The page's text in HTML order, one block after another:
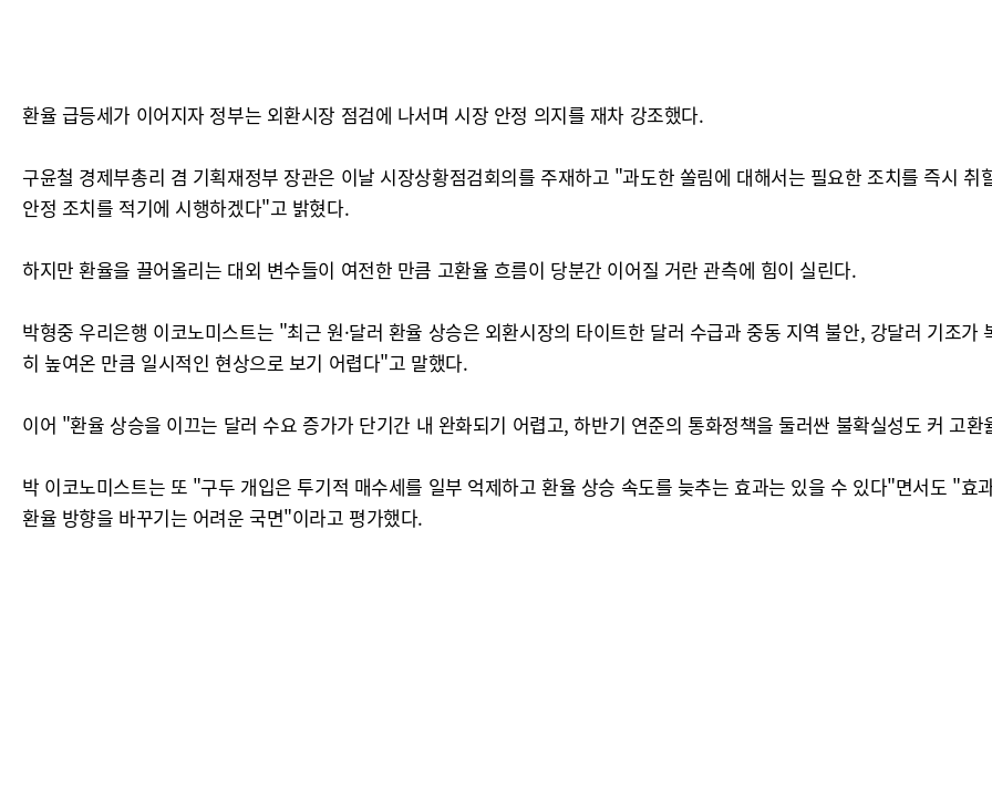
환율 급등세가 이어지자 정부는 외환시장 점검에 나서며 시장 안정 의지를 재차 강조했다.
구윤철 경제부총리 겸 기획재정부 장관은 이날 시장상황점검회의를 주재하고 "과도한 쏠림에 대해서는 필요한 조치를 즉시
안정 조치를 적기에 시행하겠다"고 밝혔다.
하지만 환율을 끌어올리는 대외 변수들이 여전한 만큼 고환율 흐름이 당분간 이어질 거란 관측에 힘이 실린다.
박형중 우리은행 이코노미스트는 "최근 원·달러 환율 상승은 외환시장의 타이트한 달러 수급과 중동 지역 불안, 강달러 기조
히 높여온 만큼 일시적인 현상으로 보기 어렵다"고 말했다.
이어 "환율 상승을 이끄는 달러 수요 증가가 단기간 내 완화되기 어렵고, 하반기 연준의 통화정책을 둘러싼 불확실성도 커 고
박 이코노미스트는 또 "구두 개입은 투기적 매수세를 일부 억제하고 환율 상승 속도를 늦추는 효과는 있을 수 있다"면서도 "효
환율 방향을 바꾸기는 어려운 국면"이라고 평가했다.